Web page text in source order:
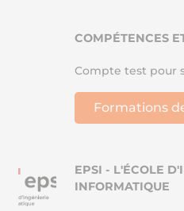
COMPÉTENCES
Compte test pour
Formations
EPSI - L'ÉCOLE
INFORMATIQUE